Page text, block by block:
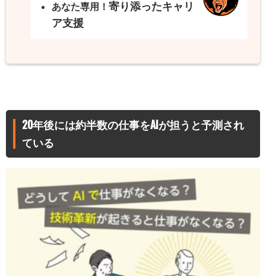
あなた専用！ 寄り添ったキャリ
ア支援
20年後には約半数の仕事をAIが担うと予測され
ている